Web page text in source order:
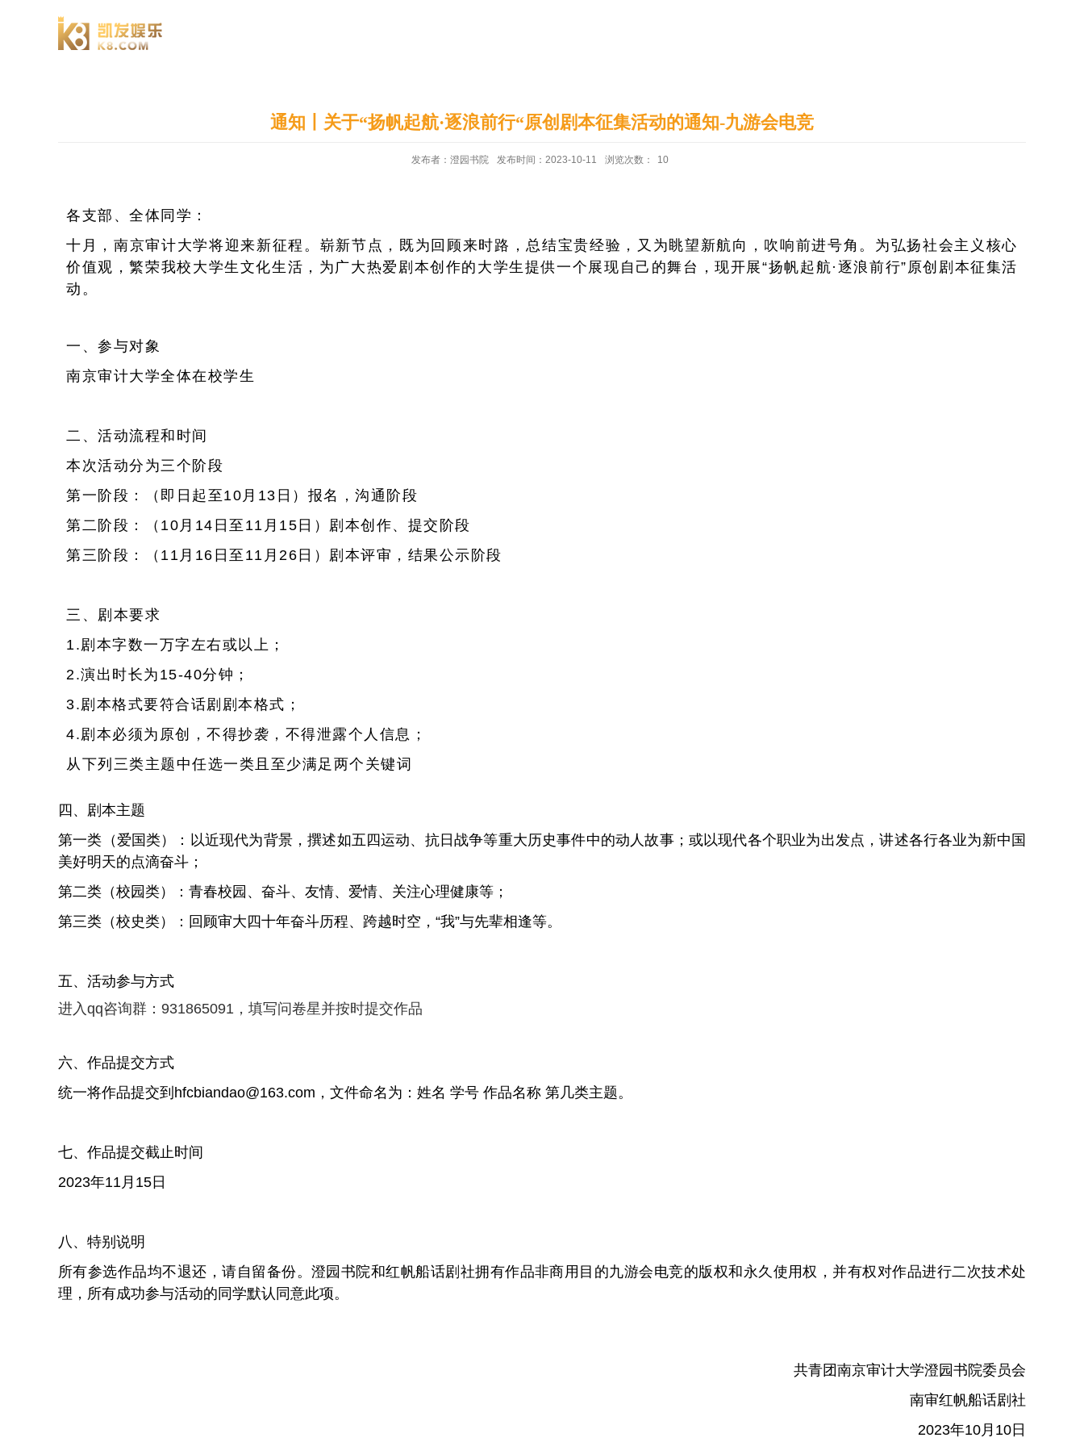
通知丨关于“扬帆起航·逐浪前行“原创剧本征集活动的通知-九游会电竞
发布者：澄园书院 发布时间：2023-10-11 浏览次数： 10
各支部、全体同学：
十月，南京审计大学将迎来新征程。崭新节点，既为回顾来时路，总结宝贵经验，又为眺望新航向，吹响前进号角。为弘扬社会主义核心
价值观，繁荣我校大学生文化生活，为广大热爱剧本创作的大学生提供一个展现自己的舞台，现开展“扬帆起航·逐浪前行”原创剧本征集活
动。
一、参与对象
南京审计大学全体在校学生
二、活动流程和时间
本次活动分为三个阶段
第一阶段：（即日起至10月13日）报名，沟通阶段
第二阶段：（10月14日至11月15日）剧本创作、提交阶段
第三阶段：（11月16日至11月26日）剧本评审，结果公示阶段
三、剧本要求
1.剧本字数一万字左右或以上；
2.演出时长为15-40分钟；
3.剧本格式要符合话剧剧本格式；
4.剧本必须为原创，不得抄袭，不得泄露个人信息；
从下列三类主题中任选一类且至少满足两个关键词
四、剧本主题
第一类（爱国类）：以近现代为背景，撰述如五四运动、抗日战争等重大历史事件中的动人故事；或以现代各个职业为出发点，讲述各行各业为新中国
美好明天的点滴奋斗；
第二类（校园类）：青春校园、奋斗、友情、爱情、关注心理健康等；
第三类（校史类）：回顾审大四十年奋斗历程、跨越时空，“我”与先辈相逢等。
五、活动参与方式
进入qq咨询群：931865091，填写问卷星并按时提交作品
六、作品提交方式
统一将作品提交到 hfcbiandao@163.com ，文件命名为：姓名 学号 作品名称 第几类主题。
七、作品提交截止时间
2023年11月15日
八、特别说明
所有参选作品均不退还，请自留备份。澄园书院和红帆船话剧社拥有作品非商用目的九游会电竞的版权和永久使用权，并有权对作品进行二次技术处
理，所有成功参与活动的同学默认同意此项。
共青团南京审计大学澄园书院委员会
南审红帆船话剧社
2023年10月10日